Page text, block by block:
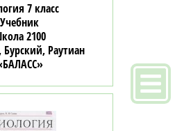
7 класс
Учебник
2100
Раутиан